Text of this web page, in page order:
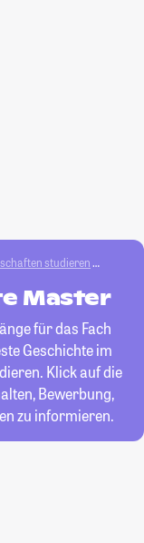
studieren
Master
für das Fach
Geschichte im
Klick auf die
Bewerbung,
zu informieren.